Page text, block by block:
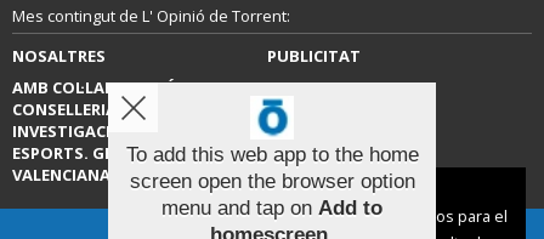
Mes contingut de L' Opinió de Torrent:
NOSALTRES
PUBLICITAT
AMB COL·LABORACIÓ DE LA
CONSELLERIA D’EDUCACIÓ,
INVESTIGACIÓ, CULTURA I
ESPORTS. GENERALITAT
VALENCIANA.
CONTACTE
To add this web app to the home
screen open the browser option
menu and tap on Add to
homescreen
Aviso sobre el Uso de cookies:
Utilizamos cookies nuestras y de terceros para el